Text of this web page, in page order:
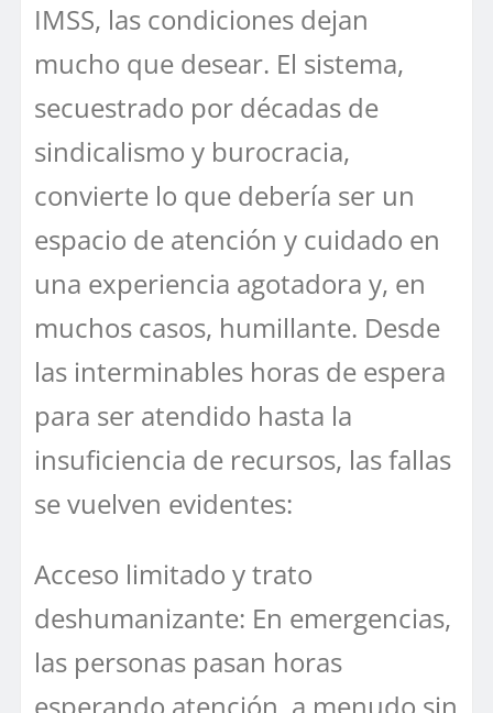
IMSS, las condiciones dejan
mucho que desear. El sistema,
secuestrado por décadas de
sindicalismo y burocracia,
convierte lo que debería ser un
espacio de atención y cuidado en
una experiencia agotadora y, en
muchos casos, humillante. Desde
las interminables horas de espera
para ser atendido hasta la
insuficiencia de recursos, las fallas
se vuelven evidentes:
Acceso limitado y trato
deshumanizante: En emergencias,
las personas pasan horas